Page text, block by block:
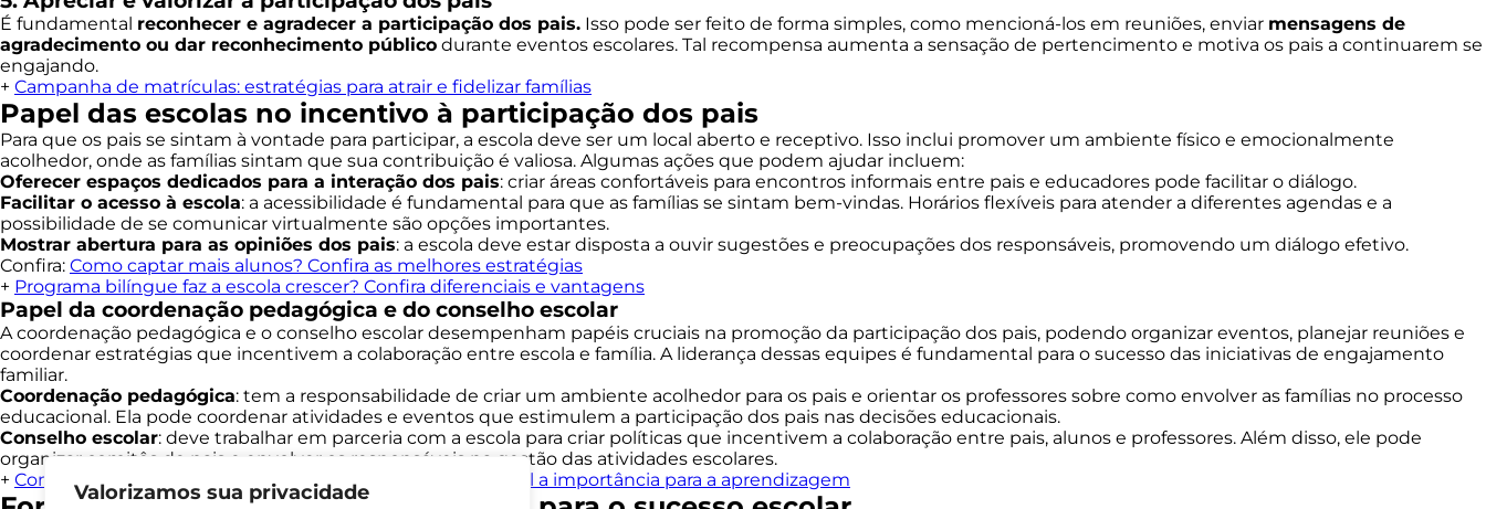
Valorizamos sua privacidade
É fundamental reconhecer e agradecer a participação dos pais. Isso pode ser feito de forma simples, como mencioná-los em reuniões, enviar mensagens de
agradecimento ou dar reconhecimento público durante eventos escolares. Tal recompensa aumenta a sensação de pertencimento e motiva os pais a continuarem se
engajando.
+ Campanha de matrículas: estratégias para atrair e fidelizar famílias
Papel das escolas no incentivo à participação dos pais
Para que os pais se sintam à vontade para participar, a escola deve ser um local aberto e receptivo. Isso inclui promover um ambiente físico e emocionalmente
acolhedor, onde as famílias sintam que sua contribuição é valiosa. Algumas ações que podem ajudar incluem:
Oferecer espaços dedicados para a interação dos pais: criar áreas confortáveis para encontros informais entre pais e educadores pode facilitar o diálogo.
Facilitar o acesso à escola: a acessibilidade é fundamental para que as famílias se sintam bem-vindas. Horários flexíveis para atender a diferentes agendas e a
possibilidade de se comunicar virtualmente são opções importantes.
Mostrar abertura para as opiniões dos pais: a escola deve estar disposta a ouvir sugestões e preocupações dos responsáveis, promovendo um diálogo efetivo.
Confira: Como captar mais alunos? Confira as melhores estratégias
+ Programa bilíngue faz a escola crescer? Confira diferenciais e vantagens
Papel da coordenação pedagógica e do conselho escolar
A coordenação pedagógica e o conselho escolar desempenham papéis cruciais na promoção da participação dos pais, podendo organizar eventos, planejar reuniões e
coordenar estratégias que incentivem a colaboração entre escola e família. A liderança dessas equipes é fundamental para o sucesso das iniciativas de engajamento
familiar.
Coordenação pedagógica: tem a responsabilidade de criar um ambiente acolhedor para os pais e orientar os professores sobre como envolver as famílias no processo
educacional. Ela pode coordenar atividades e eventos que estimulem a participação dos pais nas decisões educacionais.
Conselho escolar: deve trabalhar em parceria com a escola para criar políticas que incentivem a colaboração entre pais, alunos e professores. Além disso, ele pode
organizar comitês de pais e envolver os responsáveis na gestão das atividades escolares.
+ Como melhorar a infraestrutura da escola? Veja dicas e qual a importância para a aprendizagem